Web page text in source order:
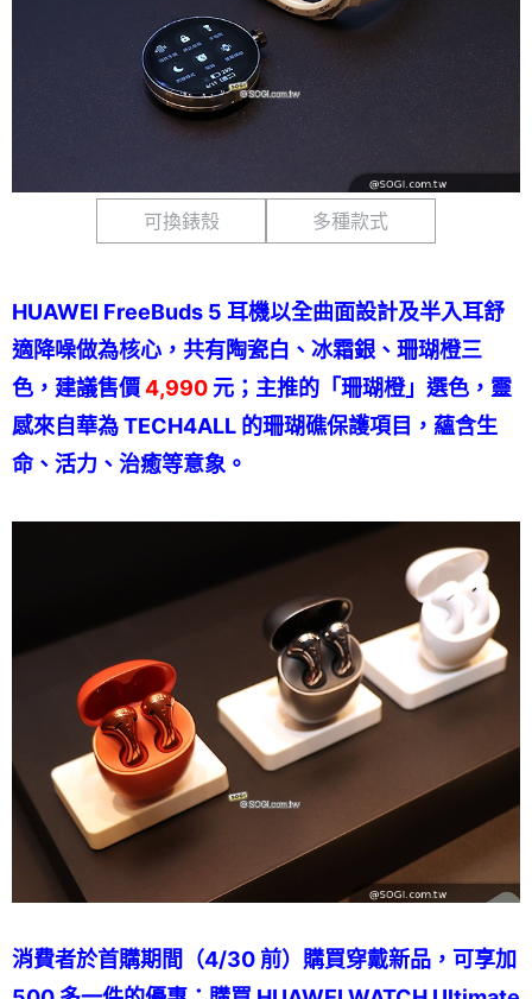
可換錶殼 多種款式
HUAWEI FreeBuds 5 耳機以全曲面設計及半入耳舒
適降噪做為核心，共有陶瓷白、冰霜銀、珊瑚橙三
色，建議售價4,990 元；主推的「珊瑚橙」選色，靈
感來自華為 TECH4ALL 的珊瑚礁保護項目，蘊含生
命、活力、治癒等意象。
消費者於首購期間（4/30 前）購買穿戴新品，可享加